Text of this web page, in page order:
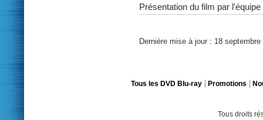
Présentation du film par
Dernière mise à jour : 18 septembre
Tous les DVD Blu-ray Promotions
Tous droits